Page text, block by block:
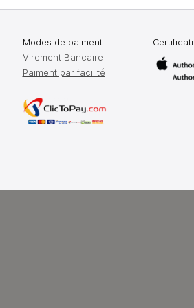
Modes de paiment
Virement Bancaire
Paiment par facilité